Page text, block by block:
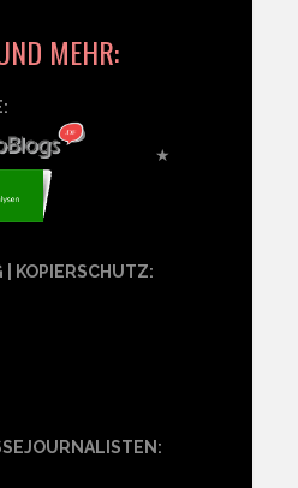
MEHR:
★
KOPIERSCHUTZ: